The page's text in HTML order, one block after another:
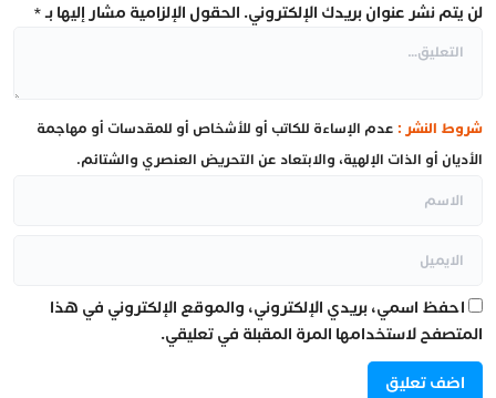
لن يتم نشر عنوان بريدك الإلكتروني. الحقول الإلزامية مشار إليها بـ*
شروط النشر : عدم الإساءة للكاتب أو للأشخاص أو للمقدسات أو مهاجمة
الأديان أو الذات الإلهية، والابتعاد عن التحريض العنصري والشتائم.
احفظ اسمي، بريدي الإلكتروني، والموقع الإلكتروني في هذا
المتصفح لاستخدامها المرة المقبلة في تعليقي.